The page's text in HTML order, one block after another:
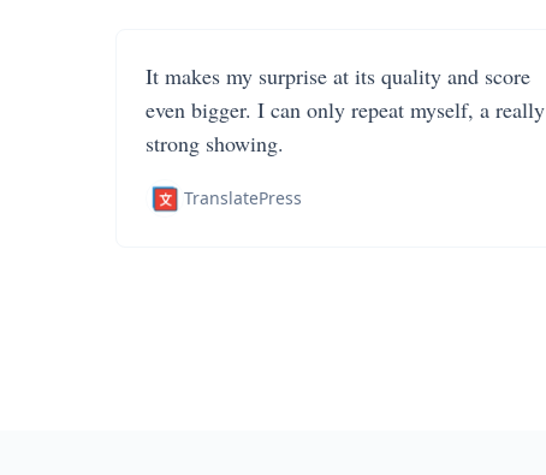
It makes my surprise at its quality and score
even bigger. I can only repeat myself, a really
strong showing.
TranslatePress